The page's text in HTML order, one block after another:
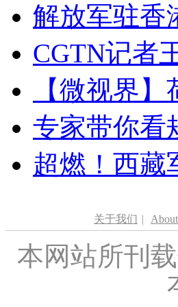
解放军驻香
CGTN记者
【微视界
专家带你看
超燃！西藏
关于我们 |
本网站所刊